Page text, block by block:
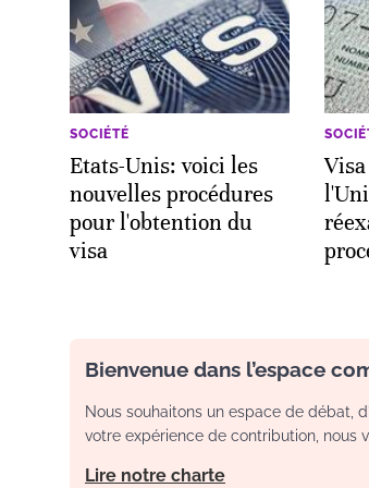
SOCIÉTÉ
Etats-Unis: voici les
nouvelles procédures
pour l'obtention du
visa
Bienvenue dans l’espace
Nous souhaitons un espace de débat,
votre expérience de contribution, nous
Lire notre charte